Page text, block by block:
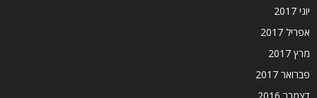
יוני 2017
אפריל 2017
מרץ 2017
פברואר 2017